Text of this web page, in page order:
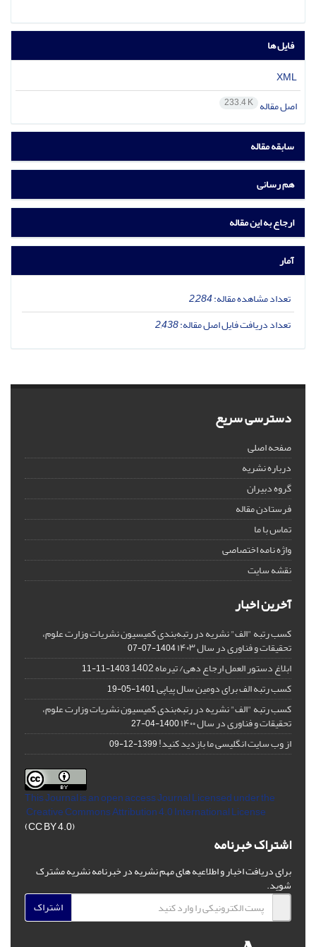
فایل ها
XML
اصل مقاله 233.4 K
سابقه مقاله
هم رسانی
ارجاع به این مقاله
آمار
تعداد مشاهده مقاله:2,284
تعداد دریافت فایل اصل مقاله:2,438
دسترسی سریع
صفحه اصلی
درباره نشریه
گروه دبیران
فرستادن مقاله
تماس با ما
واژه نامه اختصاصی
نقشه سایت
آخرین اخبار
کسب رتبه "الف" نشریه در رتبه‌بندی کمیسیون نشریات وزارت علوم،
تحقیقات و فناوری در سال ۱۴۰۳ 1404-07-07
ابلاغ دستور العمل ارجاع دهی/ تیرماه 1402 1403-11-11
کسب رتبه الف برای دومین سال پیاپی1401-05-19
کسب رتبه "الف" نشریه در رتبه‌بندی کمیسیون نشریات وزارت علوم،
تحقیقات و فناوری در سال ۱۴۰۰ 1400-04-27
از وب سایت انگلیسی ما بازدید کنید!1399-12-09
This Journal is an open access Journal Licensedunder the
Creative Commons Attribution 4.0 International License
(CC BY 4.0)
اشتراک خبرنامه
برای دریافت اخبار و اطلاعیه های مهم نشریه در خبرنامه نشریه مشترک
شوید.
اشتراک